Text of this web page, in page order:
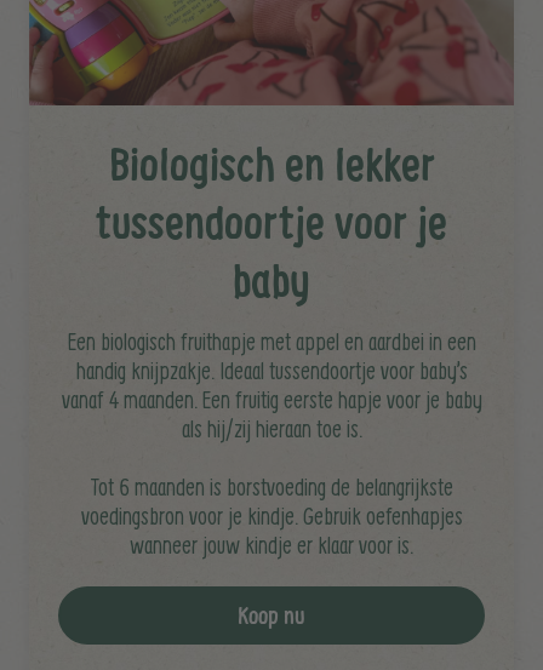
Biologisch en lekker
tussendoortje voor je
baby
Een biologisch fruithapje met appel en aardbei in een
handig knijpzakje. Ideaal tussendoortje voor baby’s
vanaf 4 maanden. Een fruitig eerste hapje voor je baby
als hij/zij hieraan toe is.
Tot 6 maanden is borstvoeding de belangrijkste
voedingsbron voor je kindje. Gebruik oefenhapjes
wanneer jouw kindje er klaar voor is.
Koop nu